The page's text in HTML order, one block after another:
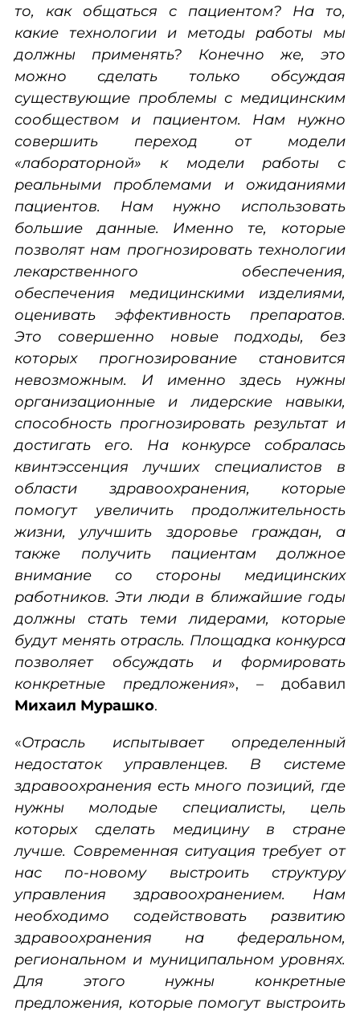
то, как общаться с пациентом? На то,
какие технологии и методы работы мы
должны применять? Конечно же, это
можно сделать только обсуждая
существующие проблемы с медицинским
сообществом и пациентом. Нам нужно
совершить переход от модели
«лабораторной» к модели работы с
реальными проблемами и ожиданиями
пациентов. Нам нужно использовать
большие данные. Именно те, которые
позволят нам прогнозировать технологии
лекарственного обеспечения,
обеспечения медицинскими изделиями,
оценивать эффективность препаратов.
Это совершенно новые подходы, без
которых прогнозирование становится
невозможным. И именно здесь нужны
организационные и лидерские навыки,
способность прогнозировать результат и
достигать его. На конкурсе собралась
квинтэссенция лучших специалистов в
области здравоохранения, которые
помогут увеличить продолжительность
жизни, улучшить здоровье граждан, а
также получить пациентам должное
внимание со стороны медицинских
работников. Эти люди в ближайшие годы
должны стать теми лидерами, которые
будут менять отрасль. Площадка конкурса
позволяет обсуждать и формировать
конкретные предложения», – добавил
Михаил Мурашко.
«Отрасль испытывает определенный
недостаток управленцев. В системе
здравоохранения есть много позиций, где
нужны молодые специалисты, цель
которых сделать медицину в стране
лучше. Современная ситуация требует от
нас по-новому выстроить структуру
управления здравоохранением. Нам
необходимо содействовать развитию
здравоохранения на федеральном,
региональном и муниципальном уровнях.
Для этого нужны конкретные
предложения, которые помогут выстроить